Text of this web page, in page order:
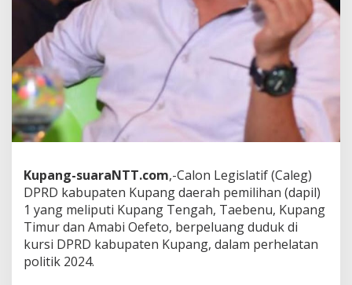
Kupang-suaraNTT.com,-Calon Legislatif (Caleg)
DPRD kabupaten Kupang daerah pemilihan (dapil)
1 yang meliputi Kupang Tengah, Taebenu, Kupang
Timur dan Amabi Oefeto, berpeluang duduk di
kursi DPRD kabupaten Kupang, dalam perhelatan
politik 2024.